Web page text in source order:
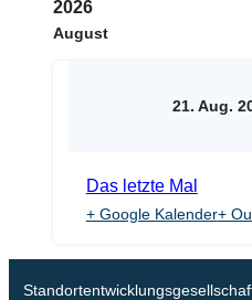
2026
August
21. Aug.
Das letzte Mal
+ Google Kalender+